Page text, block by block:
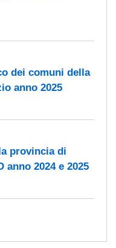
dei comuni della
anno 2025
provincia di
anno 2024 e 2025